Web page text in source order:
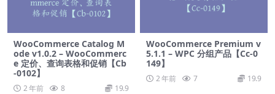
WooCommerce Catalog M
ode v1.0.2 – WooCommerc
e 定价、查询表格和促销【Cb
-0102】
2 年前 8 19.9
WooCommerce Premium v​​
5.1.1 – WPC 分组产品【Cc-0
149】
2 年前 7 19.9